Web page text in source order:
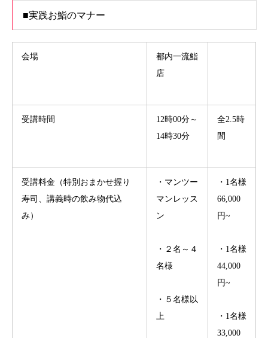
■実践お鮨のマナー
会場
都内一流鮨
店
受講時間
12時00分～
14時30分
全2.5時
間
受講料金（特別おまかせ握り
寿司、講義時の飲み物代込
み）
・マンツー
マンレッス
ン
・２名～４
名様
・５名様以
上
・1名様
66,000
円~
・1名様
44,000
円~
・1名様
33,000